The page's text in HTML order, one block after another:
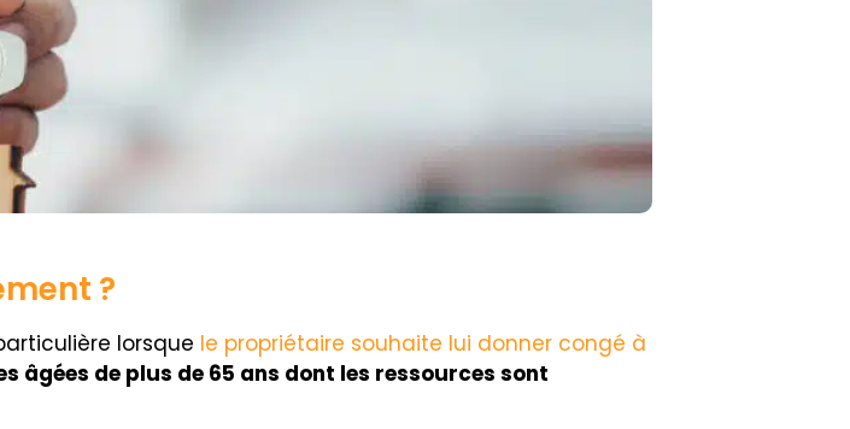
?
lorsque le propriétaire souhaite lui donner congé à
âgées de plus de 65 ans dont les ressources sont